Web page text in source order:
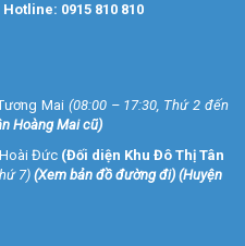
Hotline: 0915 810 810
Mai (08:00 – 17:30, Thứ 2 đến
Hoàng Mai cũ)
Hoài Đức (Đối diện Khu Đô Thị Tân
7) (Xem bản đồ đường đi) (Huyện